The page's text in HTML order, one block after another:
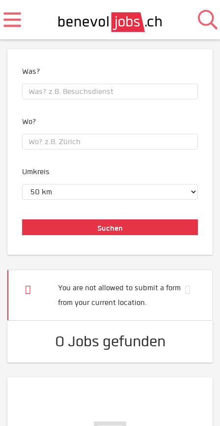
Was?
Wo?
Umkreis
You are not allowed to submit a form
from your current location.
0 Jobs gefunden